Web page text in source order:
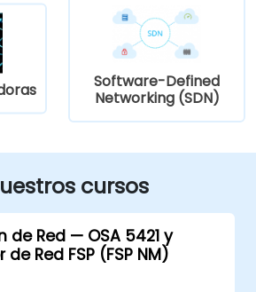
Software-Defined
Networking (SDN)
cursos
de Red — OSA 5421 y
Red FSP (FSP NM)